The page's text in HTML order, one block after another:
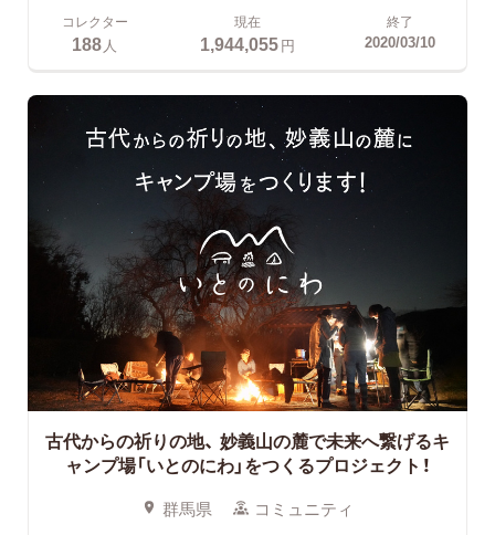
コレクター
188 人
現在
1,944,055円
終了
2020/03/10
古代からの祈りの地、 妙義山の麓で未来へ繋げるキ
ャンプ場「いとのにわ」をつくるプロジェクト！
群馬県 コミュニティ